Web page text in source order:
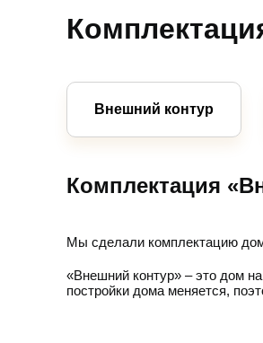
Внешний контур
Комплектация
Мы сделали комплектацию
«Внешний контур» – это дом
постройки дома меняется,